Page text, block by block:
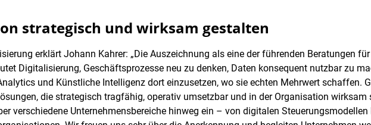
strategisch und wirksam gestalten
erklärt Johann Kahrer: „Die Auszeichnung als eine der führenden Beratungen
Digitalisierung, Geschäftsprozesse neu zu denken, Daten konsequent nutzbar zu
und Künstliche Intelligenz dort einzusetzen, wo sie echten Mehrwert schaffen.
die strategisch tragfähig, operativ umsetzbar und in der Organisation wirksam
verschiedene Unternehmensbereiche hinweg ein – von digitalen